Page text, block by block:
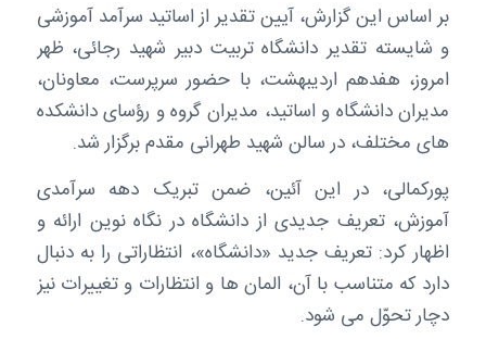
بر اساس این گزارش، آیین تقدیر از اساتید سرآمد آموزشی
و شایسته تقدیر دانشگاه تربیت دبیر شهید رجائی، ظهر
امروز، هفدهم اردیبهشت، با حضور سرپرست، معاونان،
مدیران دانشگاه و اساتید، مدیران گروه و رؤسای دانشکده
های مختلف، در سالن شهید طهرانی مقدم برگزار شد.
پورکمالی، در این آئین، ضمن تبریک دهه سرآمدی
آموزش، تعریف جدیدی از دانشگاه در نگاه نوین ارائه و
اظهار کرد: تعریف جدید «دانشگاه»، انتظاراتی را به دنبال
دارد که متناسب با آن، المان ها و انتظارات و تغییرات نیز
دچار تحوّل می شود.